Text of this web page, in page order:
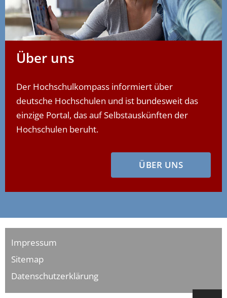
Über uns
Der Hochschulkompass informiert über
deutsche Hochschulen und ist bundesweit das
einzige Portal, das auf Selbstauskünften der
Hochschulen beruht.
ÜBER UNS
Impressum
Sitemap
Datenschutzerklärung